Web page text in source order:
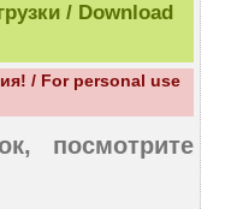
/ Download
/ For personal use
посмотрите